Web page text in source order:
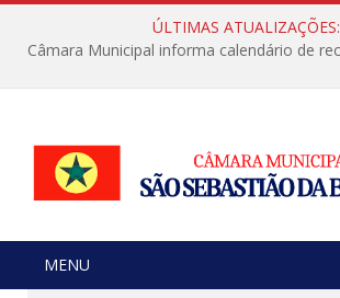
ÚLTIMAS ATUALIZAÇÕES:
MENU